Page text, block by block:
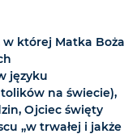
której Matka Boża
języku
na świecie),
Ojciec święty
„w trwałej i jakże